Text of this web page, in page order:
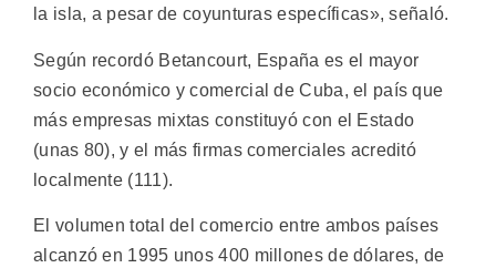
la isla, a pesar de coyunturas específicas», señaló.
Según recordó Betancourt, España es el mayor
socio económico y comercial de Cuba, el país que
más empresas mixtas constituyó con el Estado
(unas 80), y el más firmas comerciales acreditó
localmente (111).
El volumen total del comercio entre ambos países
alcanzó en 1995 unos 400 millones de dólares, de